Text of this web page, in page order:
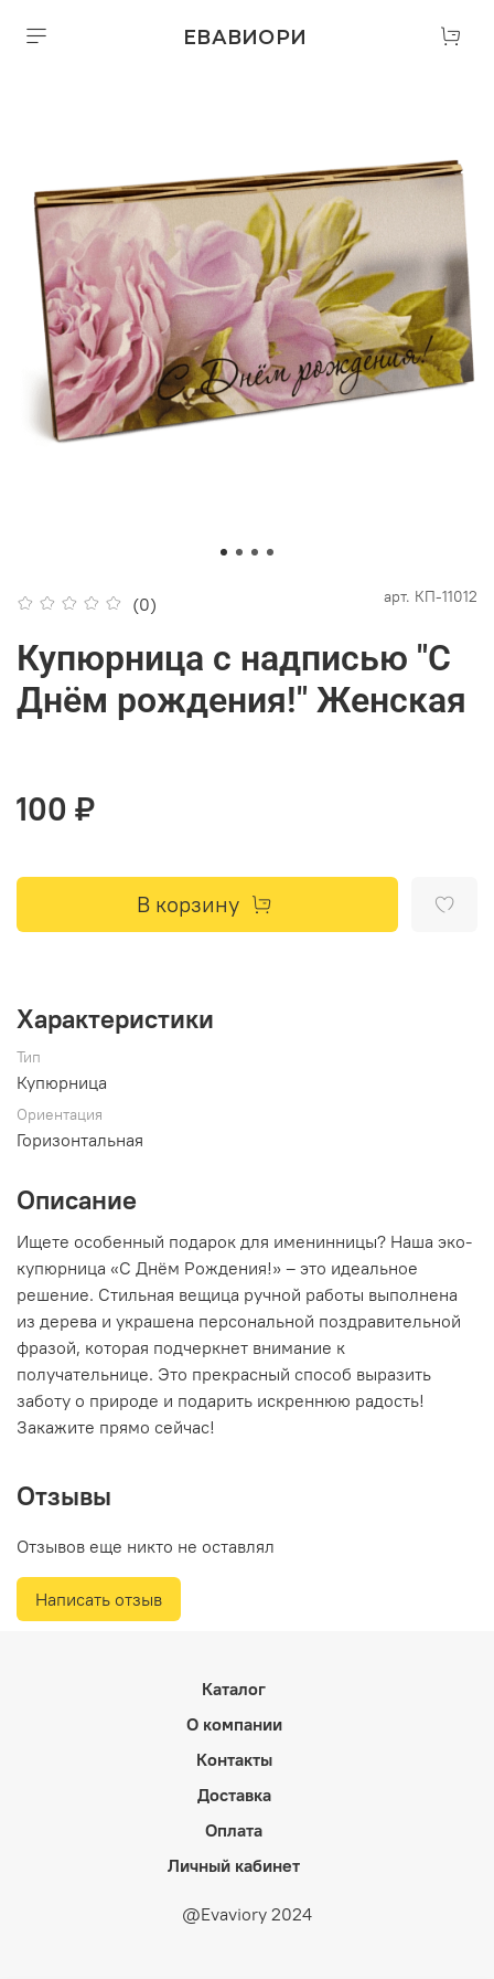
ЕВАВИОРИ
(0) арт. КП-11012
Купюрница с надписью "С
Днём рождения!" Женская
100 ₽
В корзину
Характеристики
Тип
Купюрница
Ориентация
Горизонтальная
Описание
Ищете особенный подарок для именинницы? Наша эко-
купюрница «С Днём Рождения!» – это идеальное
решение. Стильная вещица ручной работы выполнена
из дерева и украшена персональной поздравительной
фразой, которая подчеркнет внимание к
получательнице. Это прекрасный способ выразить
заботу о природе и подарить искреннюю радость!
Закажите прямо сейчас!
Отзывы
Отзывов еще никто не оставлял
Написать отзыв
Каталог
О компании
Контакты
Доставка
Оплата
Личный кабинет
@Evaviory 2024